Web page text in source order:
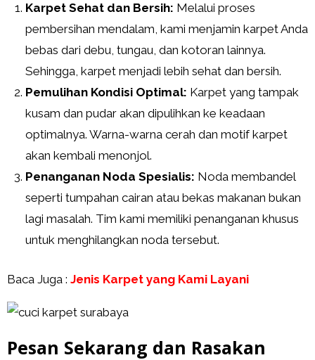
Karpet Sehat dan Bersih: Melalui proses
pembersihan mendalam, kami menjamin karpet Anda
bebas dari debu, tungau, dan kotoran lainnya.
Sehingga, karpet menjadi lebih sehat dan bersih.
Pemulihan Kondisi Optimal: Karpet yang tampak
kusam dan pudar akan dipulihkan ke keadaan
optimalnya. Warna-warna cerah dan motif karpet
akan kembali menonjol.
Penanganan Noda Spesialis: Noda membandel
seperti tumpahan cairan atau bekas makanan bukan
lagi masalah. Tim kami memiliki penanganan khusus
untuk menghilangkan noda tersebut.
Baca Juga : Jenis Karpet yang Kami Layani
Pesan Sekarang dan Rasakan